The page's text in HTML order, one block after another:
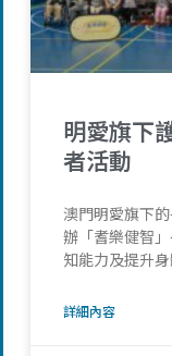
明愛旗下
者活動
澳門明愛旗下
辦「耆樂健智
知能力及提升身
詳細內容